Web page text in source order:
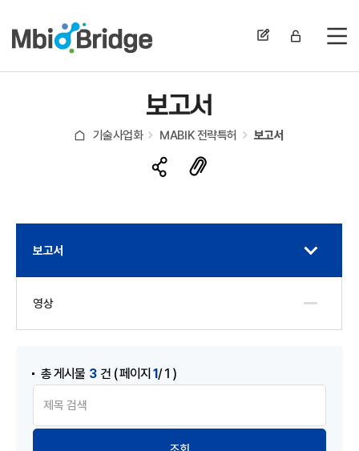
전
보고서
기술사업화 MABIK 전략특허 보고서
보고서
영상
총 게시물 3 건 ( 페이지 1/ 1 )